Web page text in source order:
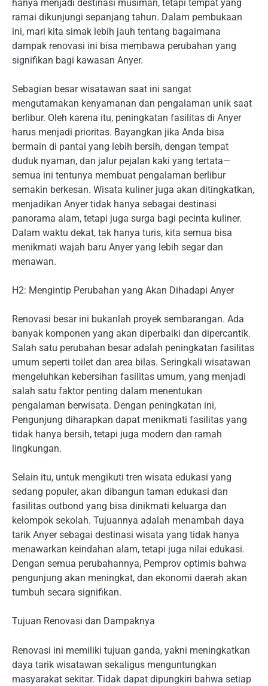
hanya menjadi destinasi musiman, tetapi tempat yang
ramai dikunjungi sepanjang tahun. Dalam pembukaan
ini, mari kita simak lebih jauh tentang bagaimana
dampak renovasi ini bisa membawa perubahan yang
signifikan bagi kawasan Anyer.
Sebagian besar wisatawan saat ini sangat
mengutamakan kenyamanan dan pengalaman unik saat
berlibur. Oleh karena itu, peningkatan fasilitas di Anyer
harus menjadi prioritas. Bayangkan jika Anda bisa
bermain di pantai yang lebih bersih, dengan tempat
duduk nyaman, dan jalur pejalan kaki yang tertata—
semua ini tentunya membuat pengalaman berlibur
semakin berkesan. Wisata kuliner juga akan ditingkatkan,
menjadikan Anyer tidak hanya sebagai destinasi
panorama alam, tetapi juga surga bagi pecinta kuliner.
Dalam waktu dekat, tak hanya turis, kita semua bisa
menikmati wajah baru Anyer yang lebih segar dan
menawan.
H2: Mengintip Perubahan yang Akan Dihadapi Anyer
Renovasi besar ini bukanlah proyek sembarangan. Ada
banyak komponen yang akan diperbaiki dan dipercantik.
Salah satu perubahan besar adalah peningkatan fasilitas
umum seperti toilet dan area bilas. Seringkali wisatawan
mengeluhkan kebersihan fasilitas umum, yang menjadi
salah satu faktor penting dalam menentukan
pengalaman berwisata. Dengan peningkatan ini,
Pengunjung diharapkan dapat menikmati fasilitas yang
tidak hanya bersih, tetapi juga modern dan ramah
lingkungan.
Selain itu, untuk mengikuti tren wisata edukasi yang
sedang populer, akan dibangun taman edukasi dan
fasilitas outbond yang bisa dinikmati keluarga dan
kelompok sekolah. Tujuannya adalah menambah daya
tarik Anyer sebagai destinasi wisata yang tidak hanya
menawarkan keindahan alam, tetapi juga nilai edukasi.
Dengan semua perubahannya, Pemprov optimis bahwa
pengunjung akan meningkat, dan ekonomi daerah akan
tumbuh secara signifikan.
Tujuan Renovasi dan Dampaknya
Renovasi ini memiliki tujuan ganda, yakni meningkatkan
daya tarik wisatawan sekaligus menguntungkan
masyarakat sekitar. Tidak dapat dipungkiri bahwa setiap